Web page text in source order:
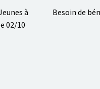
à
02/10
Article
Besoin de